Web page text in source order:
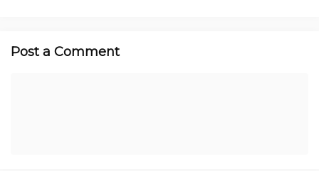
Post a Comment